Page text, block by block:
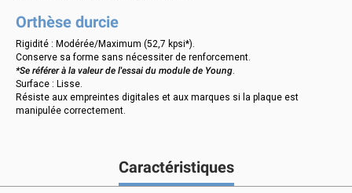
Orthèse durcie
Rigidité : Modérée/Maximum (52,7 kpsi*).
Conserve sa forme sans nécessiter de renforcement.
*Se référer à la valeur de l'essai du module de Young.
Surface : Lisse.
Résiste aux empreintes digitales et aux marques si la plaque est
manipulée correctement.
Caractéristiques